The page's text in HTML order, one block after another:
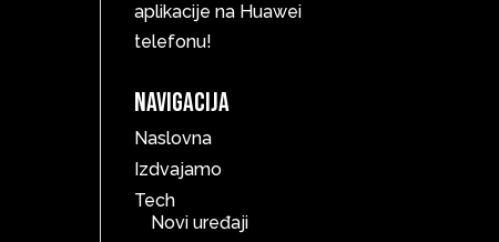
aplikacije na Huawei
telefonu!
Navigacija
Naslovna
Izdvajamo
Tech
Novi uređaji